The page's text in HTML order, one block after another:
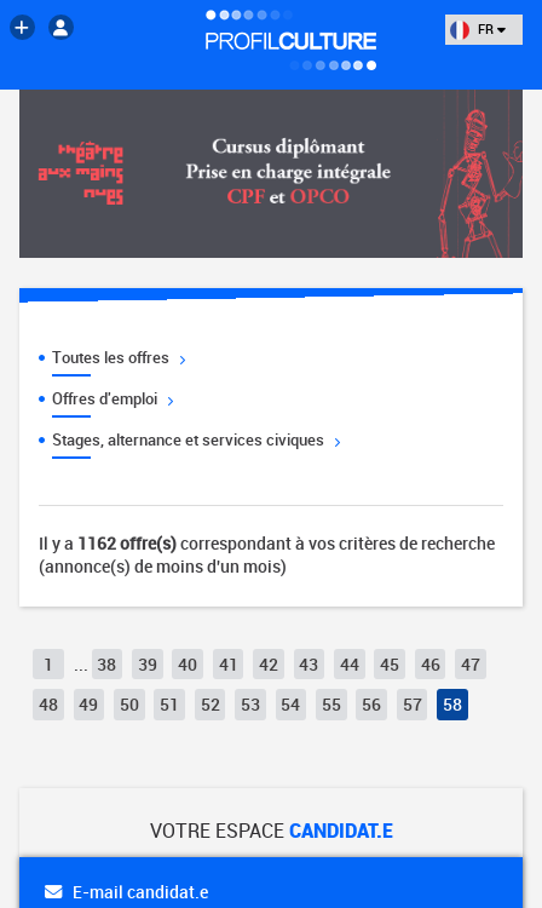
FR
Toutes les offres
Offres d'emploi
Stages, alternance et services civiques
Il y a 1162 offre(s)correspondant à vos critères de recherche
(annonce(s) de moins d'un mois)
1 38 39 40 41 42 43 44 45 46
47
48
49 50 51 52 53 54 55 56 57 58
VOTRE ESPACECANDIDAT.E
E-mail candidat.e